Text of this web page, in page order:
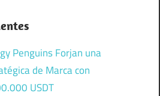
Penguins Forjan una
de Marca con
USDT